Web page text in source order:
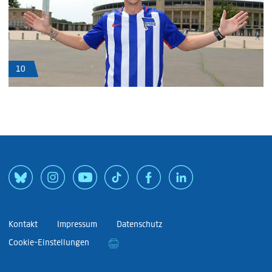
10
Kontakt Impressum
Datenschutz
Cookie-Einstellungen